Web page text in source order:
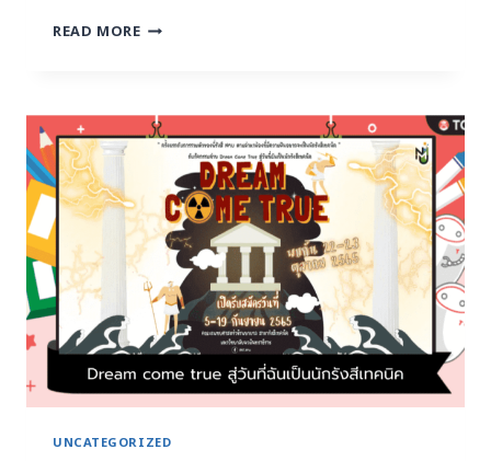
READ MORE
UNCATEGORIZED